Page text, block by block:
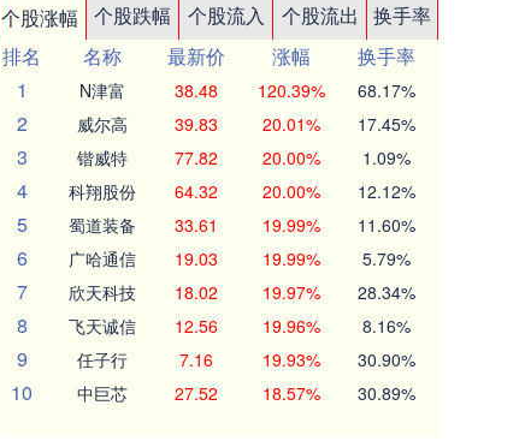
个股涨幅 个股跌幅 个股流入 个股流出
换手率
排名
名称 最新价 涨幅
换手率
1
N津富 38.48 120.39% 68.17%
2 威尔高 39.83 20.01% 17.45%
3 锴威特 77.82 20.00% 1.09%
4 科翔股份 64.32 20.00% 12.12%
5 蜀道装备 33.61 19.99% 11.60%
6 广哈通信 19.03 19.99% 5.79%
7 欣天科技 18.02 19.97% 28.34%
8 飞天诚信 12.56 19.96% 8.16%
9 任子行 7.16 19.93% 30.90%
10 中巨芯 27.52 18.57% 30.89%